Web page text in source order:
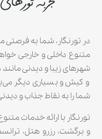
در تورنگار، شما به فرصتی
متنوع داخلی و خارجی
شهرهای زیبا و دیدنی
و کیش و بسیاری دیگر
شما را به نقاط جذاب و
تورنگار با ارائه خدمات
و برگشت، رزرو هتل،